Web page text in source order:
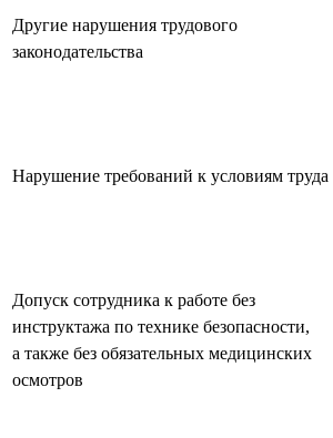
Другие нарушения трудового
законодательства
Нарушение требований к условиям труда
Допуск сотрудника к работе без
инструктажа по технике безопасности,
а также без обязательных медицинских
осмотров